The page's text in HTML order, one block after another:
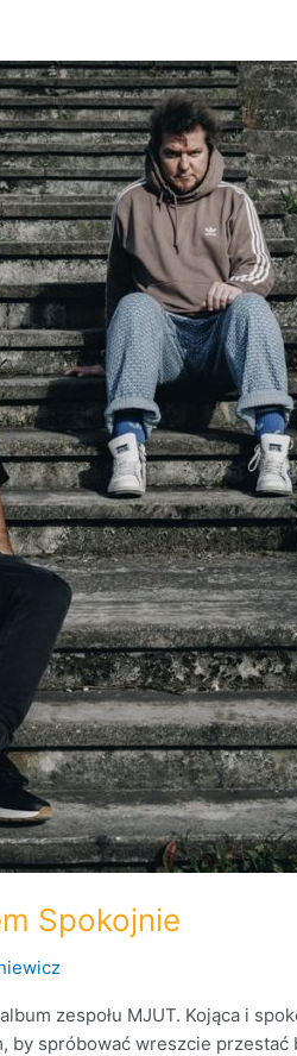
Spokojnie
zespołu MJUT. Kojąca i
by spróbować wreszcie